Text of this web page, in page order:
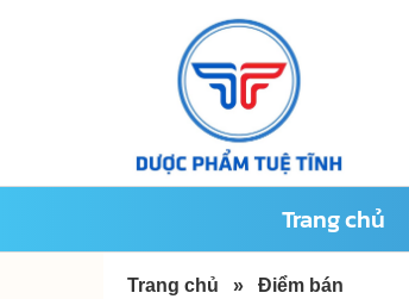
Trang chủ
Trang chủ » Điểm bán